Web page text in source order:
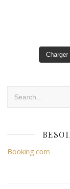
Charger
Booking.com